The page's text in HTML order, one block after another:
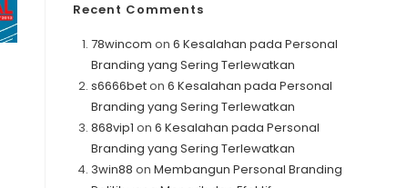
Recent Comments
78wincom on 6 Kesalahan pada Personal
Branding yang Sering Terlewatkan
s6666beton 6 Kesalahan pada Personal
Branding yang Sering Terlewatkan
868vip1 on 6 Kesalahan pada Personal
Branding yang Sering Terlewatkan
3win88 on Membangun Personal Branding